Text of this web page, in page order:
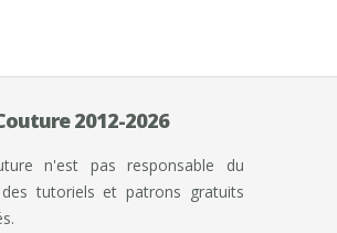
2012-2026
n'est pas responsable du
tutoriels et patrons gratuits